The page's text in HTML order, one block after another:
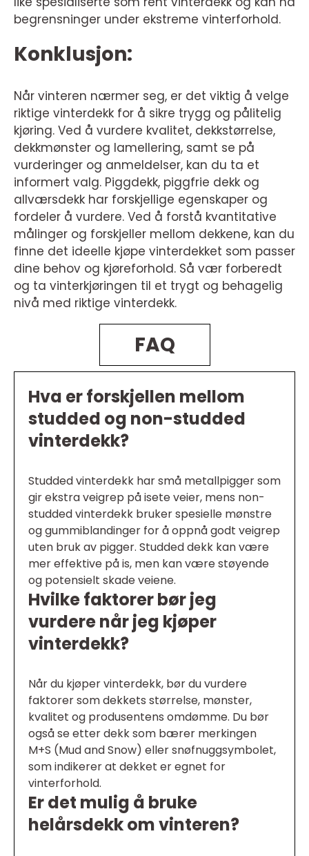
begrensninger under ekstreme vinterforhold.
Konklusjon:
Når vinteren nærmer seg, er det viktig å velge
riktige vinterdekk for å sikre trygg og pålitelig
kjøring. Ved å vurdere kvalitet, dekkstørrelse,
dekkmønster og lamellering, samt se på
vurderinger og anmeldelser, kan du ta et
informert valg. Piggdekk, piggfrie dekk og
allværsdekk har forskjellige egenskaper og
fordeler å vurdere. Ved å forstå kvantitative
målinger og forskjeller mellom dekkene, kan du
finne det ideelle kjøpe vinterdekket som passer
dine behov og kjøreforhold. Så vær forberedt
og ta vinterkjøringen til et trygt og behagelig
nivå med riktige vinterdekk.
FAQ
Hva er forskjellen mellom
studded og non-studded
vinterdekk?
Studded vinterdekk har små metallpigger som
gir ekstra veigrep på isete veier, mens non-
studded vinterdekk bruker spesielle mønstre
og gummiblandinger for å oppnå godt veigrep
uten bruk av pigger. Studded dekk kan være
mer effektive på is, men kan være støyende
og potensielt skade veiene.
Hvilke faktorer bør jeg
vurdere når jeg kjøper
vinterdekk?
Når du kjøper vinterdekk, bør du vurdere
faktorer som dekkets størrelse, mønster,
kvalitet og produsentens omdømme. Du bør
også se etter dekk som bærer merkingen
M+S (Mud and Snow) eller snøfnuggsymbolet,
som indikerer at dekket er egnet for
vinterforhold.
Er det mulig å bruke
helårsdekk om vinteren?